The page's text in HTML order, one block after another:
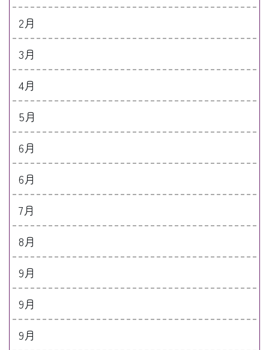
2月
3月
4月
5月
6月
6月
7月
8月
9月
9月
9月